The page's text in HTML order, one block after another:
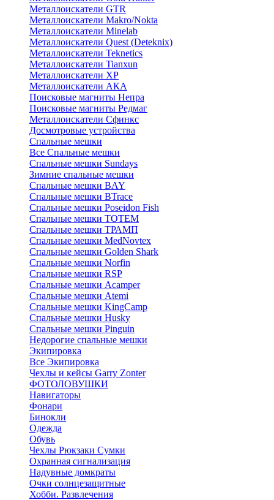
Металлоискатели GTR
Металлоискатели Makro/Nokta
Металлоискатели Minelab
Металлоискатели Quest (Deteknix)
Металлоискатели Teknetics
Металлоискатели Tianxun
Металлоискатели XP
Металлоискатели АКА
Поисковые магниты Непра
Поисковые магниты Редмаг
Металлоискатели Сфинкс
Досмотровые устройства
Спальные мешки
Все Спальные мешки
Спальные мешки Sundays
Зимние спальные мешки
Спальные мешки BAY
Спальные мешки BTrace
Спальные мешки Poseidon Fish
Спальные мешки ТОТЕМ
Спальные мешки ТРАМП
Cпальные мешки MedNovtex
Спальные мешки Golden Shark
Спальные мешки Norfin
Спальные мешки RSP
Спальные мешки Acamper
Спальные мешки Atemi
Спальные мешки KingCamp
Спальные мешки Husky
Спальные мешки Pinguin
Недорогие спальные мешки
Экипировка
Все Экипировка
Чехлы и кейсы Garry Zonter
ФОТОЛОВУШКИ
Навигаторы
Фонари
Бинокли
Одежда
Обувь
Чехлы Рюкзаки Сумки
Охранная сигнализация
Надувные домкраты
Очки солнцезащитные
Хобби. Развлечения